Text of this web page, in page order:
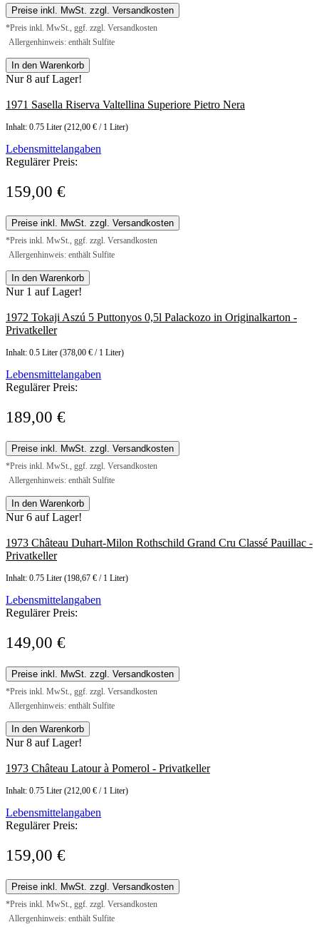
Preise inkl. MwSt. zzgl. Versandkosten
*Preis inkl. MwSt., ggf. zzgl. Versandkosten
Allergenhinweis: enthält Sulfite
In den Warenkorb
Nur 8 auf Lager!
1971 Sasella Riserva Valtellina Superiore Pietro Nera
Inhalt: 0.75 Liter (212,00 € / 1 Liter)
Lebensmittelangaben
Regulärer Preis:
159,00 €
Preise inkl. MwSt. zzgl. Versandkosten
*Preis inkl. MwSt., ggf. zzgl. Versandkosten
Allergenhinweis: enthält Sulfite
In den Warenkorb
Nur 1 auf Lager!
1972 Tokaji Aszú 5 Puttonyos 0,5l Palackozo in Originalkarton -
Privatkeller
Inhalt: 0.5 Liter (378,00 € / 1 Liter)
Lebensmittelangaben
Regulärer Preis:
189,00 €
Preise inkl. MwSt. zzgl. Versandkosten
*Preis inkl. MwSt., ggf. zzgl. Versandkosten
Allergenhinweis: enthält Sulfite
In den Warenkorb
Nur 6 auf Lager!
1973 Château Duhart-Milon Rothschild Grand Cru Classé Pauillac -
Privatkeller
Inhalt: 0.75 Liter (198,67 € / 1 Liter)
Lebensmittelangaben
Regulärer Preis:
149,00 €
Preise inkl. MwSt. zzgl. Versandkosten
*Preis inkl. MwSt., ggf. zzgl. Versandkosten
Allergenhinweis: enthält Sulfite
In den Warenkorb
Nur 8 auf Lager!
1973 Château Latour à Pomerol - Privatkeller
Inhalt: 0.75 Liter (212,00 € / 1 Liter)
Lebensmittelangaben
Regulärer Preis:
159,00 €
Preise inkl. MwSt. zzgl. Versandkosten
*Preis inkl. MwSt., ggf. zzgl. Versandkosten
Allergenhinweis: enthält Sulfite